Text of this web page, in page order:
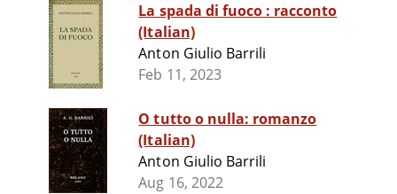
La spada di fuoco : racconto
(Italian)
Anton Giulio Barrili
Feb 11, 2023
O tutto o nulla: romanzo
(Italian)
Anton Giulio Barrili
Aug 16, 2022